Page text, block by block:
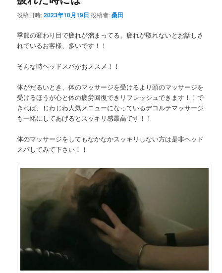
投稿日時:2023年10月19日 投稿者:桑田
季節の変わり目で疲れが溜まってる、疲れが取れないとお話しさ
れているお客様、多いです！！
そんな時ヘッドスパがおススメ！！
体がだるいとき、体のマッサージを受けるより頭のマッサージを
受けるほうが心と体の疲労回復できリフレッシュできます！！で
きれば、じわじわ人気メニューになっているデコルテマッサージ
も一緒にしてあげるとスッキリ感最高です！！
体のマッサージをしてもなかなかスッキリしない方は是非ヘッド
スパしてみて下さい！！